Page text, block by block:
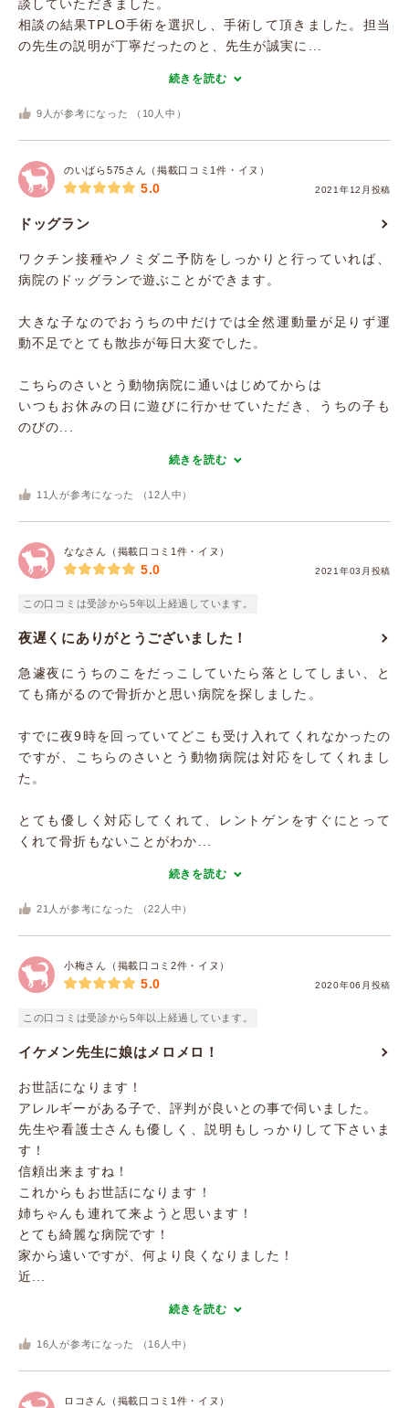
談していただきました。
相談の結果TPLO手術を選択し、手術して頂きました。担当
の先生の説明が丁寧だったのと、先生が誠実に...
続きを読む
9 人が参考になった （ 10 人中）
のいばら575さん（掲載口コミ1件・イヌ）
2021年12月投稿
5.0
ドッグラン
ワクチン接種やノミダニ予防をしっかりと行っていれば、
病院のドッグランで遊ぶことができます。
大きな子なのでおうちの中だけでは全然運動量が足りず運
動不足でとても散歩が毎日大変でした。
こちらのさいとう動物病院に通いはじめてからは
いつもお休みの日に遊びに行かせていただき、うちの子も
のびの...
続きを読む
11 人が参考になった （ 12 人中）
ななさん（掲載口コミ1件・イヌ）
2021年03月投稿
5.0
この口コミは受診から5年以上経過しています。
夜遅くにありがとうございました！
急遽夜にうちのこをだっこしていたら落としてしまい、と
ても痛がるので骨折かと思い病院を探しました。
すでに夜9時を回っていてどこも受け入れてくれなかったの
ですが、こちらのさいとう動物病院は対応をしてくれまし
た。
とても優しく対応してくれて、レントゲンをすぐにとって
くれて骨折もないことがわか...
続きを読む
21 人が参考になった （22 人中）
小梅さん（掲載口コミ2件・イヌ）
2020年06月投稿
5.0
この口コミは受診から5年以上経過しています。
イケメン先生に娘はメロメロ！
お世話になります！
アレルギーがある子で、評判が良いとの事で伺いました。
先生や看護士さんも優しく、説明もしっかりして下さいま
す！
信頼出来ますね！
これからもお世話になります！
姉ちゃんも連れて来ようと思います！
とても綺麗な病院です！
家から遠いですが、何より良くなりました！
近...
続きを読む
16 人が参考になった （ 16 人中）
ロコさん（掲載口コミ1件・イヌ）